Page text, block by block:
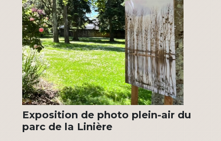
Exposition de photo plein-air du
parc de la Linière